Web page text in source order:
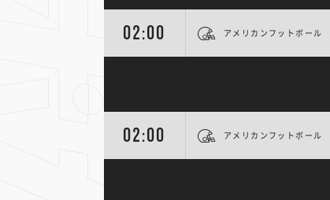
02:00 アメリカンフットボール
02:00 アメリカンフットボール